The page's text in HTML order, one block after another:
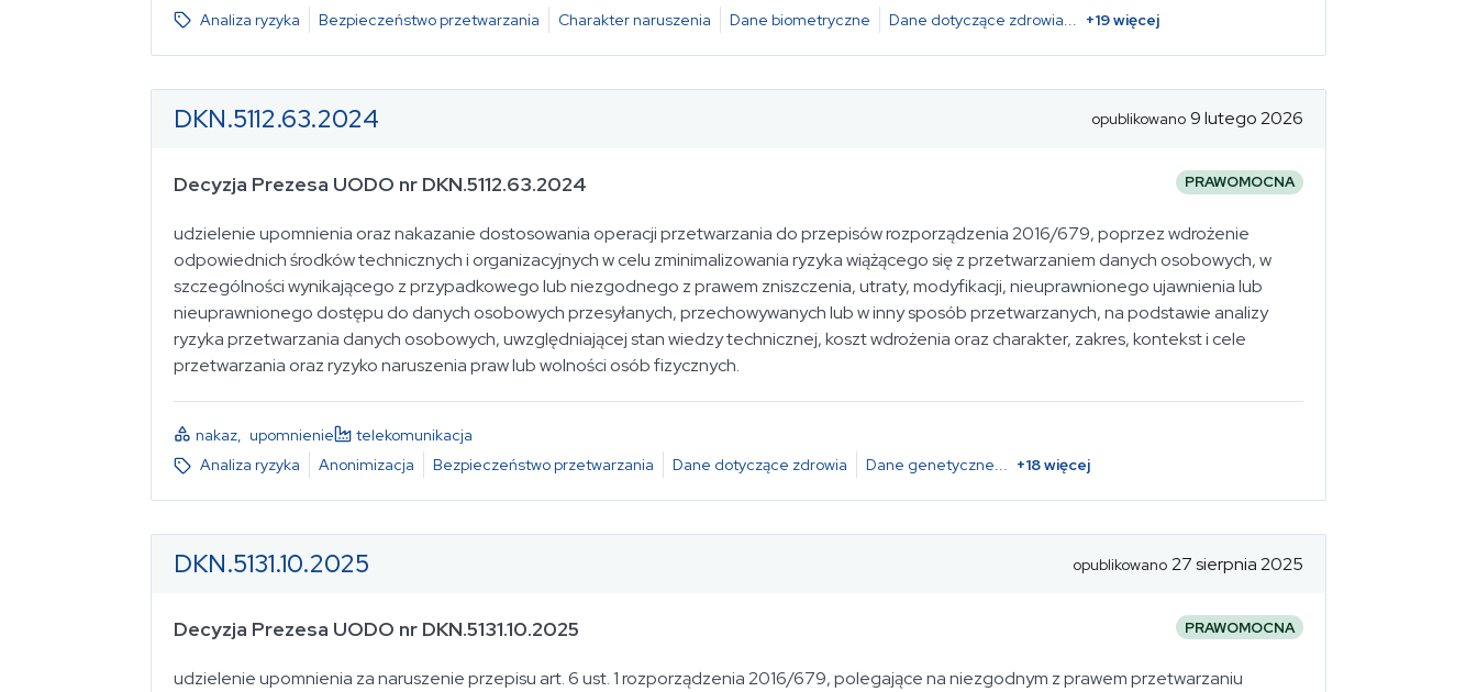
Analiza ryzyka
Bezpieczeństwo przetwarzania Charakter naruszenia Dane biometryczne Dane dotyczące zdrowia +19więcej
DKN.5112.63.2024 opublikowano 9 lutego 2026
Decyzja Prezesa UODO nr DKN.5112.63.2024 PRAWOMOCNA
udzielenie upomnienia oraz nakazanie dostosowania operacji przetwarzania do przepisów rozporządzenia 2016/679, poprzez wdrożenie
odpowiednich środków technicznych i organizacyjnych w celu zminimalizowania ryzyka wiążącego się z przetwarzaniem danych osobowych, w
szczególności wynikającego z przypadkowego lub niezgodnego z prawem zniszczenia, utraty, modyfikacji, nieuprawnionego ujawnienia lub
nieuprawnionego dostępu do danych osobowych przesyłanych, przechowywanych lub w inny sposób przetwarzanych, na podstawie analizy
ryzyka przetwarzania danych osobowych, uwzględniającej stan wiedzy technicznej, koszt wdrożenia oraz charakter, zakres, kontekst i cele
przetwarzania oraz ryzyko naruszenia praw lub wolności osób fizycznych.
nakaz upomnienie
telekomunikacja
Analiza ryzyka
Anonimizacja Bezpieczeństwo przetwarzania Dane dotyczące zdrowia Dane genetyczne... +18więcej
DKN.5131.10.2025 opublikowano 27 sierpnia 2025
Decyzja Prezesa UODO nr DKN.5131.10.2025 PRAWOMOCNA
udzielenie upomnienia za naruszenie przepisu art. 6 ust. 1 rozporządzenia 2016/679, polegające na niezgodnym z prawem przetwarzaniu